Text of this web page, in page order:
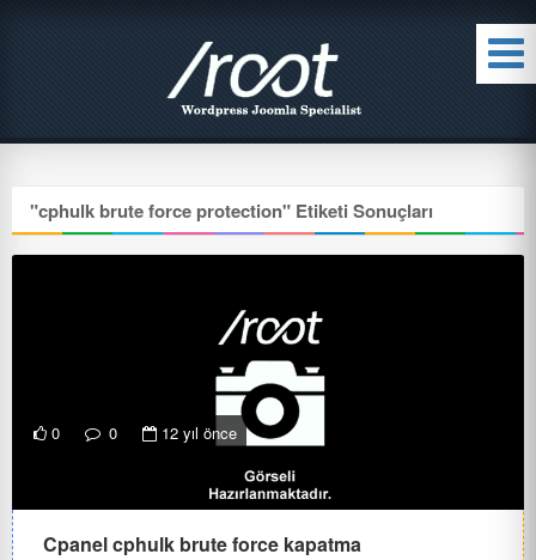
"cphulk brute force protection" Etiketi Sonuçları
0 0 12 yıl önce
Cpanel cphulk brute force kapatma